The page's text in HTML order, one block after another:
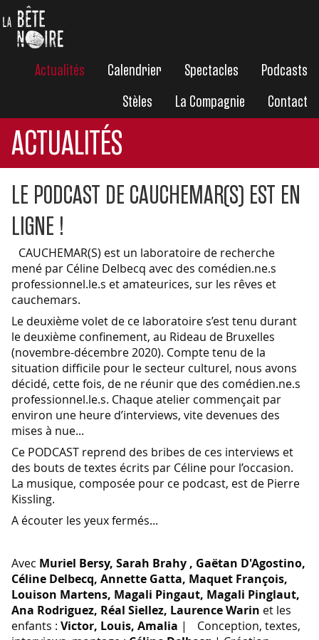
Actualités Calendrier Spectacles
Podcasts
Stèles
La Compagnie Contact
ACTUALITÉS
LE PODCAST DE CAUCHEMAR(S) EST EN
LIGNE !
CAUCHEMAR(S) est un laboratoire de recherche
mené par Céline Delbecq avec des comédien.ne.s
professionnel.le.s et amateurices, sur les rêves et
cauchemars.
Le deuxième volet de ce laboratoire s’est tenu durant
le deuxième confinement, au Rideau de Bruxelles​
(novembre-décembre 2020). Compte tenu de la
situation difficile pour le secteur culturel, nous avons
décidé, cette fois, de ne réunir que des comédien.ne.s
professionnel.le.s. Chaque atelier commençait par
environ une heure d’interviews, vite devenues des
mises à nue...
Ce PODCAST reprend des bribes de ces interviews et
des bouts de textes écrits par Céline pour l’occasion.
La musique, composée pour ce podcast, est de Pierre
Kissling.
A écouter les yeux fermés...
Avec Muriel Bersy​, Sarah Brahy​ , Gaëtan D'Agostino​,
Céline Delbecq, Annette Gatta​, Maquet François​,
Louison Martens​, Magali Pingaut, Magali Pinglaut,
Ana Rodriguez​, Réal Siellez​, Laurence Warin​ et les
enfants : Victor, Louis, Amalia | Conception, textes,